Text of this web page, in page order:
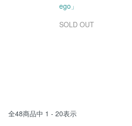
ego」
SOLD OUT
全48商品中 1 - 20表示